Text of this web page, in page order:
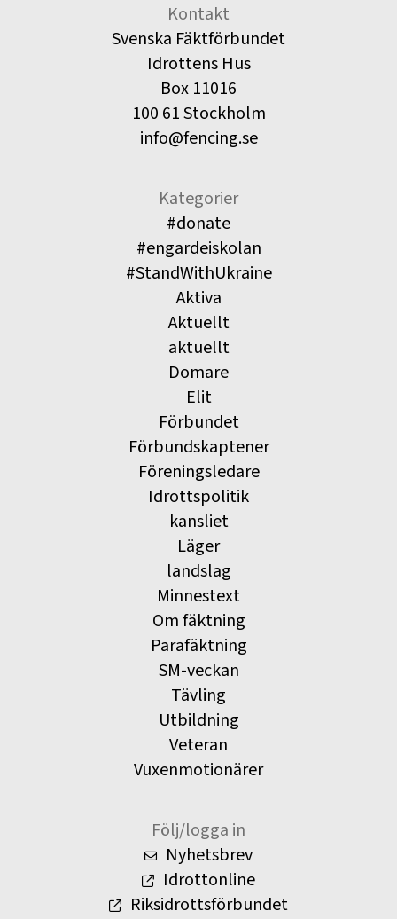
Kontakt
Svenska Fäktförbundet
Idrottens Hus
Box 11016
100 61 Stockholm
info@fencing.se
Kategorier
#donate
#engardeiskolan
#StandWithUkraine
Aktiva
Aktuellt
aktuellt
Domare
Elit
Förbundet
Förbundskaptener
Föreningsledare
Idrottspolitik
kansliet
Läger
landslag
Minnestext
Om fäktning
Parafäktning
SM-veckan
Tävling
Utbildning
Veteran
Vuxenmotionärer
Följ/logga in
Nyhetsbrev
Idrottonline
Riksidrottsförbundet